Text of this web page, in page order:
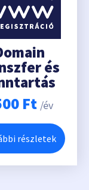
és
Ft /év
részletek